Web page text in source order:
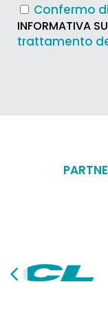
Confermo
INFORMATIVA
trattamento